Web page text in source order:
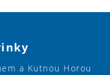
a Kutnou Horou